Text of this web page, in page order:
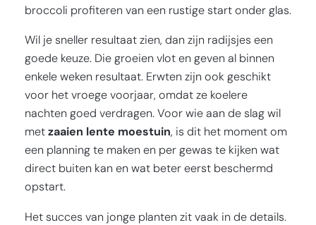
broccoli profiteren van een rustige start onder glas.
Wil je sneller resultaat zien, dan zijn radijsjes een
goede keuze. Die groeien vlot en geven al binnen
enkele weken resultaat. Erwten zijn ook geschikt
voor het vroege voorjaar, omdat ze koelere
nachten goed verdragen. Voor wie aan de slag wil
met zaaien lente moestuin, is dit het moment om
een planning te maken en per gewas te kijken wat
direct buiten kan en wat beter eerst beschermd
opstart.
Het succes van jonge planten zit vaak in de details.